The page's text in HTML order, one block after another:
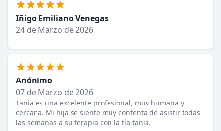
Iñigo Emiliano Venegas
24 de Marzo de 2026
Anónimo
07 de Marzo de 2026
Tania es una excelente profesional, muy humana y
cercana. Mi hija se siente muy contenta de asistir todas
las semanas a su terapia con la tía tania.